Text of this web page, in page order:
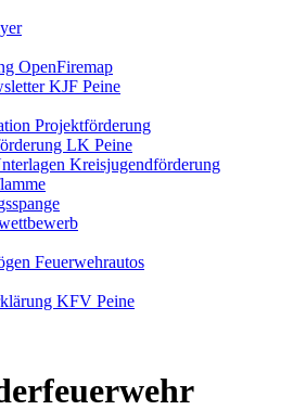
OpenFiremap
KJF Peine
Projektförderung
LK Peine
Kreisjugendförderung
Feuerwehrautos
KFV Peine